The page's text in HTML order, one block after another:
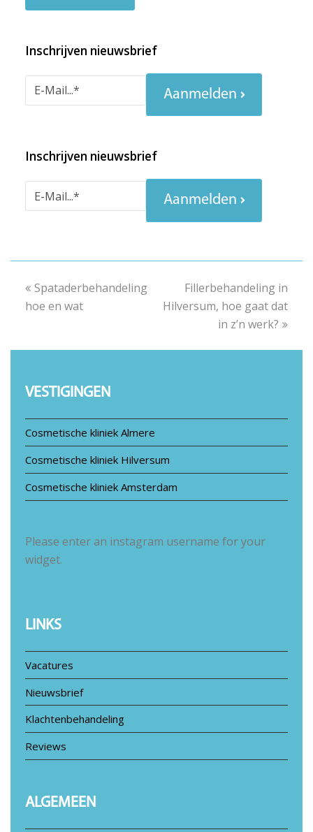
Inschrijven nieuwsbrief
Aanmelden
Inschrijven nieuwsbrief
Aanmelden
previous
post:
Spataderbehandeling
hoe en wat
next
post:
Fillerbehandeling in
Hilversum, hoe gaat dat
in z’n werk?
VESTIGINGEN
Cosmetische kliniek Almere
Cosmetische kliniek Hilversum
Cosmetische kliniek Amsterdam
Please enter an instagram username for your
widget.
LINKS
Vacatures
Nieuwsbrief
Klachtenbehandeling
Reviews
ALGEMEEN